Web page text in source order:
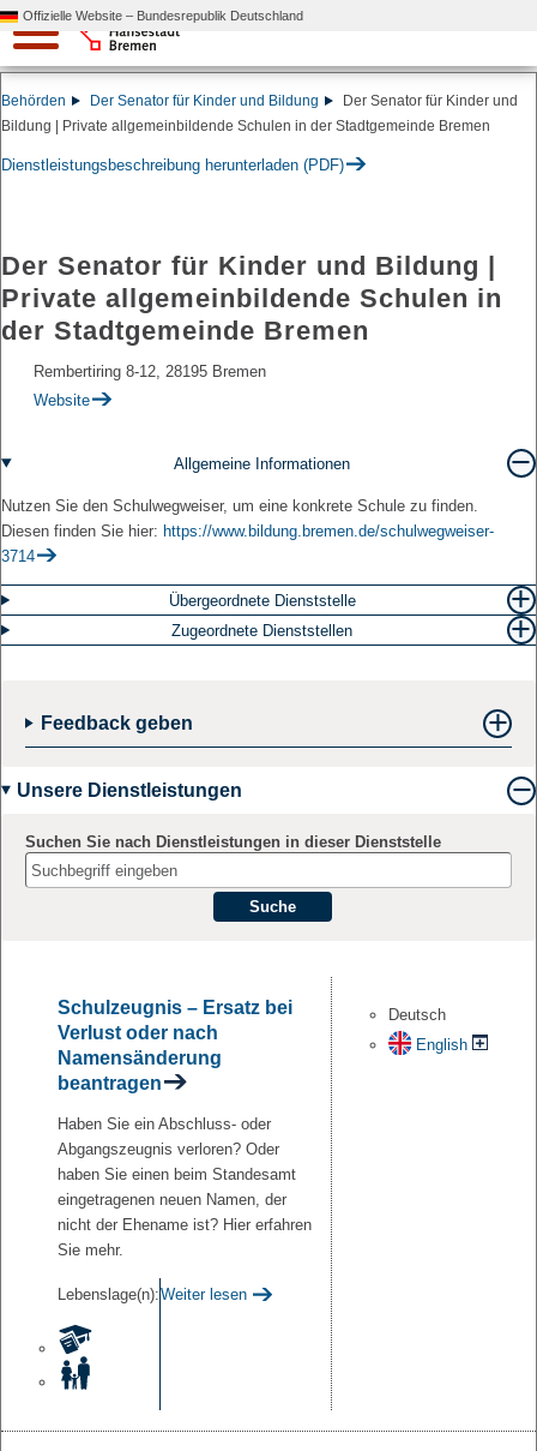
Offizielle Website – Bundesrepublik Deutschland
Behörden Der Senator für Kinder und Bildung
Der Senator für Kinder und
Bildung | Private allgemeinbildende Schulen in der Stadtgemeinde Bremen
Dienstleistungsbeschreibung herunterladen (PDF)
Der Senator für Kinder und Bildung |
Private allgemeinbildende Schulen in
der Stadtgemeinde Bremen
Rembertiring 8-12, 28195 Bremen
Website
Allgemeine Informationen
Nutzen Sie den Schulwegweiser, um eine konkrete Schule zu finden.
Diesen finden Sie hier: https://www.bildung.bremen.de/schulwegweiser-
3714
Übergeordnete Dienststelle
Zugeordnete Dienststellen
Feedback geben
Unsere Dienstleistungen
Suchen Sie nach Dienstleistungen in dieser Dienststelle
Suche
Schulzeugnis – Ersatz bei
Verlust oder nach
Namensänderung
beantragen
Haben Sie ein Abschluss- oder
Abgangszeugnis verloren? Oder
haben Sie einen beim Standesamt
eingetragenen neuen Namen, der
nicht der Ehename ist? Hier erfahren
Sie mehr.
Lebenslage(n):Weiter lesen
Deutsch
English